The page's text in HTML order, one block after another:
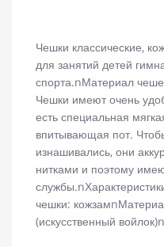
Чешки классические,
для занятий детей
спорта.nМатериал
Чешки имеют очень
есть специальная
впитывающая пот.
изнашивались, они
нитками и поэтому
чешки:
(искусственный